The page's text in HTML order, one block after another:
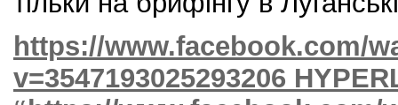
https://www.facebook.com/
v=3547193025293206